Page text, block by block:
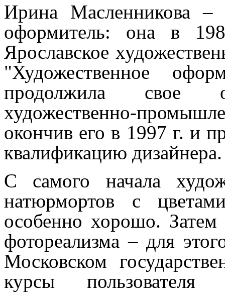
Ирина Масленникова –
оформитель: она в
Ярославское
"Художественное
продолжила свое
художественно-
окончив его в 1997 г. и
квалификацию дизайнера.
С самого начала
натюрмортов с
особенно хорошо. Затем
фотореализма – для
Московском
курсы пользователя